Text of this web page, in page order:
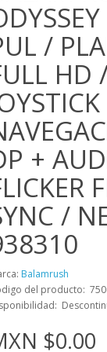
/
HD
+
/
Balamrush
del producto:
$0.00